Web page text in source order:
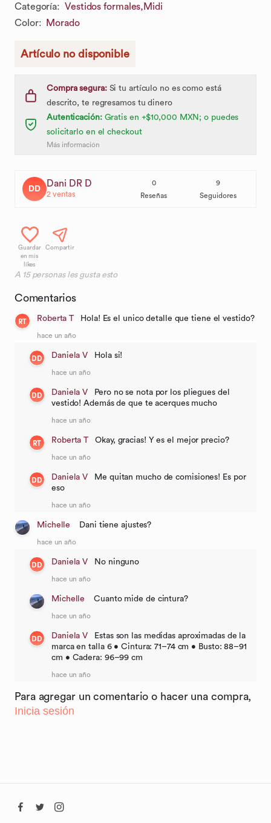
Categoría: Vestidos formales, Midi
Color: Morado
Artículo no disponible
Compra segura:Si tu artículo no es como está
descrito, te regresamos tu dinero
Autenticación:Gratis en +$10,000 MXN; o puedes
solicitarlo en el checkout
Más información
DD Dani DR D
2ventas
0
Reseñas
9
Seguidores
Guardar
en mis
likes
Compartir
A 15personas les gusta esto
Comentarios
RT Roberta T Hola! Es el unico detalle que tiene el vestido?
hace un año
DD Daniela V Hola si!
hace un año
DD Daniela V
Pero no se nota por los pliegues del
vestido! Además de que te acerques mucho
hace un año
RT Roberta T Okay, gracias! Y es el mejor precio?
hace un año
DD Daniela V
Me quitan mucho de comisiones! Es por
eso
hace un año
Michelle Dani tiene ajustes?
hace un año
DD Daniela V No ninguno
hace un año
Michelle Cuanto mide de cintura?
hace un año
DD Daniela V
Estas son las medidas aproximadas de la
marca en talla 6 • Cintura: 71–74 cm • Busto: 88–91
cm • Cadera: 96–99 cm
hace un año
Para agregar un comentario o hacer una compra,
Inicia sesión